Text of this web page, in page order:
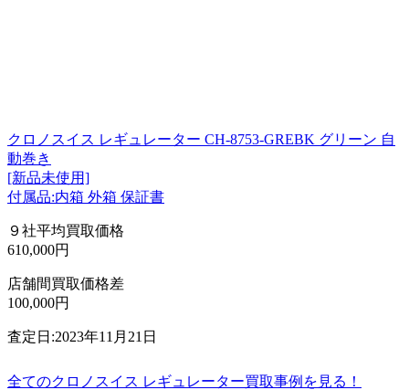
クロノスイス レギュレーター CH-8753-GREBK グリーン 自
動巻き
[新品未使用]
付属品:内箱 外箱 保証書
９社平均買取価格
610,000円
店舗間買取価格差
100,000円
査定日:2023年11月21日
全てのクロノスイス レギュレーター買取事例を見る！